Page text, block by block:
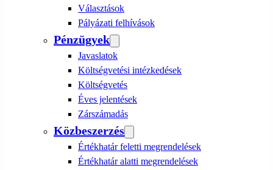
Választások
Pályázati felhívások
Pénzügyek
Javaslatok
Költségvetési intézkedések
Költségvetés
Éves jelentések
Zárszámadás
Közbeszerzés
Értékhatár feletti megrendelések
Értékhatár alatti megrendelések